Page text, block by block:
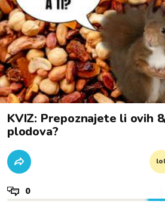
KVIZ: Prepoznajete li ovih
plodova?
0